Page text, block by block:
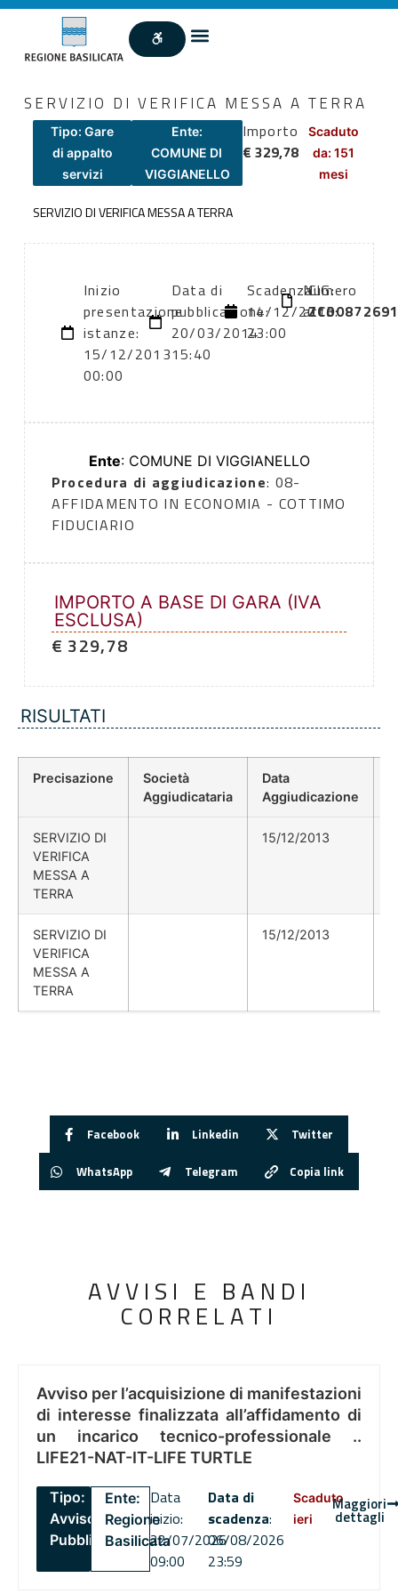
SERVIZIO DI VERIFICA MESSA A TERRA
Tipo: Gare
di appalto
servizi
Ente:
COMUNE DI
VIGGIANELLO
Importo
€ 329,78
Scaduto
da: 151
mesi
SERVIZIO DI VERIFICA MESSA A TERRA
Inizio
presentazione
istanze:
15/12/2013
00:00
Data di
pubblicazione:
20/03/2014
15:40
Scadenza:
14/12/2013
23:00
Numero
atto:
CIG:
Ente: COMUNE DI VIGGIANELLO
Procedura di aggiudicazione: 08-
AFFIDAMENTO IN ECONOMIA - COTTIMO
FIDUCIARIO
IMPORTO A BASE DI GARA (IVA
ESCLUSA)
€ 329,78
RISULTATI
Precisazione
Società
Aggiudicataria
Data
Aggiudicazione
SERVIZIO DI
VERIFICA
MESSA A
TERRA
15/12/2013
SERVIZIO DI
VERIFICA
MESSA A
TERRA
15/12/2013
Facebook Linkedin Twitter
WhatsApp Telegram Copia link
AVVISI E BANDI
CORRELATI
Avviso per l’acquisizione di manifestazioni
di interesse finalizzata all’affidamento di
un incarico tecnico-professionale ..
LIFE21-NAT-IT-LIFE TURTLE
Tipo:
Avviso
Pubblico
Ente:
Regione
Basilicata
Data
inizio:
22/07/2026
09:00
Data di
scadenza:
06/08/2026
23:59
Scaduto
ieri
Maggiori
dettagli